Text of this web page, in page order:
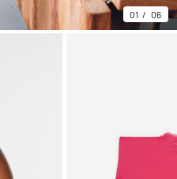
01 06